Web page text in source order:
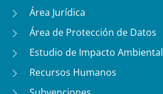
Área Jurídica
Área de Protección de Datos
Estudio de Impacto Ambiental
Recursos Humanos